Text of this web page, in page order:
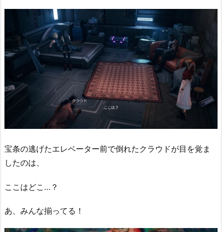
宝条の逃げたエレベーター前で倒れたクラウドが目を覚ま
したのは、
ここはどこ…？
あ、みんな揃ってる！